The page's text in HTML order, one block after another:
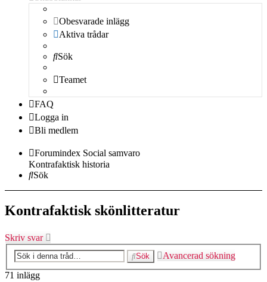
Obesvarade inlägg
Aktiva trådar
Sök
Teamet
FAQ
Logga in
Bli medlem
Forumindex Social samvaro
Kontrafaktisk historia
Sök
Kontrafaktisk skönlitteratur
Skriv svar
Sök
Avancerad sökning
71 inlägg